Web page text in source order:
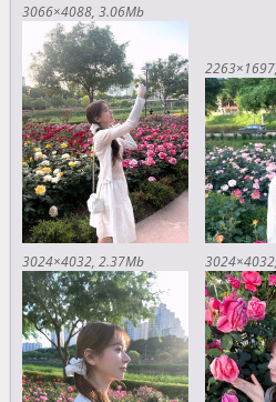
3066×4088 3.06Mb
2263×1697
3024×4032 2.37Mb 3024×4032